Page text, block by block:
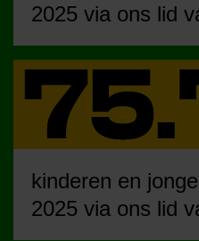
2025 via ons lid
kinderen en
2025 via ons lid